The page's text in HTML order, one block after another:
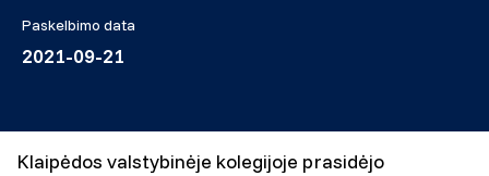
Paskelbimo data
2021-09-21
Klaipėdos valstybinėje kolegijoje prasidėjo